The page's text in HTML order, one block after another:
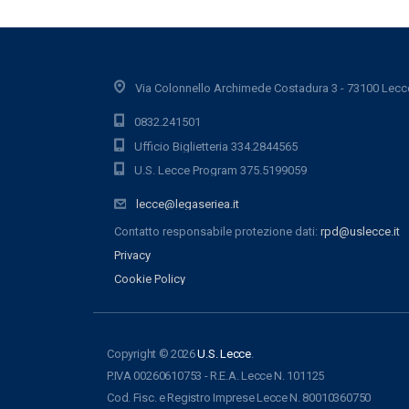
Via Colonnello Archimede Costadura 3 - 73100
0832.241501
Ufficio Biglietteria 334.2844565
U.S. Lecce Program 375.5199059
lecce@legaseriea.it
Contatto responsabile protezione dati: rpd@uslecce.it
Privacy
Cookie Policy
Copyright © 2026U.S. Lecce.
P.IVA 00260610753 - R.E.A. Lecce N. 101125
Cod. Fisc. e Registro Imprese Lecce N. 80010360750